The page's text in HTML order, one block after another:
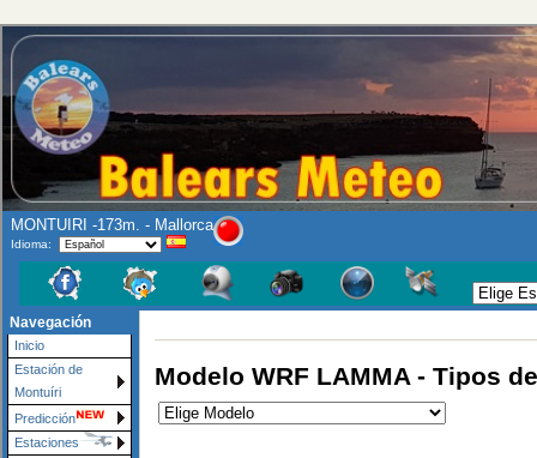
MONTUIRI -173m. - Mallorca
Idioma:
Navegación
Inicio
Estación de
Montuíri
Predicción
Estaciones
Modelo WRF LAMMA - Tipos